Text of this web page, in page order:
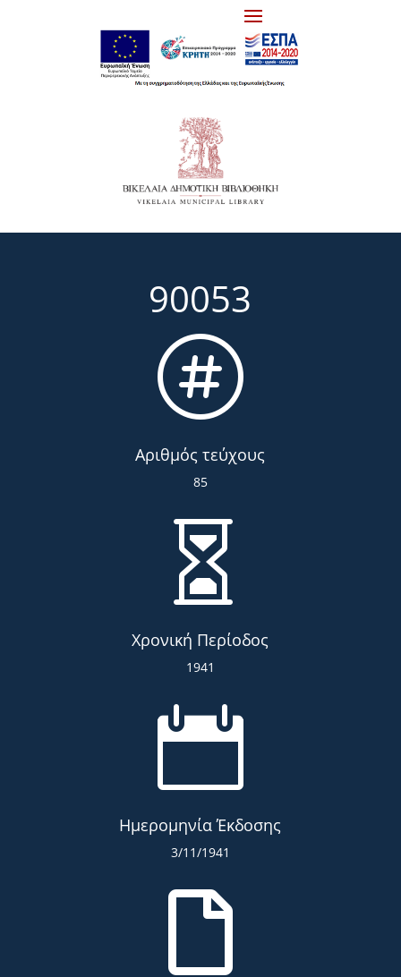
90053

Αριθμός τεύχους
85

Χρονική Περίοδος
1941

Ημερομηνία Έκδοσης
3/11/1941
